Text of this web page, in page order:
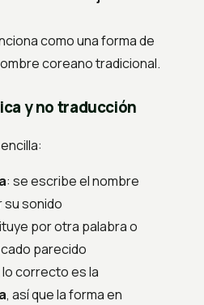
como una forma de
coreano tradicional.
y no traducción
: se escribe el nombre
sonido
por otra palabra o
parecido
lo correcto es la
, así que la forma en